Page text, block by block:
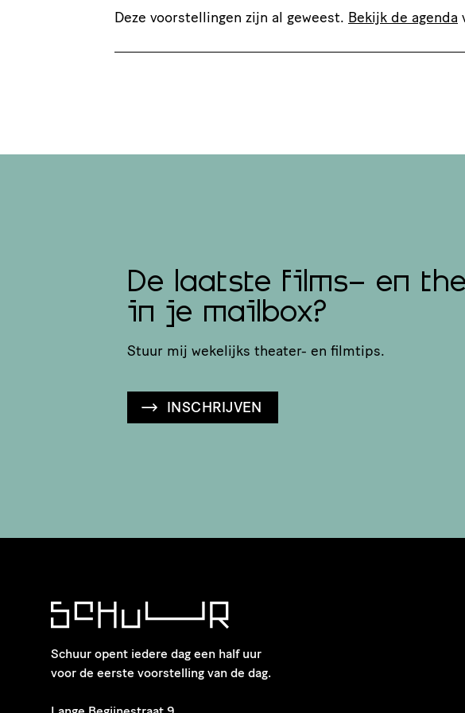
Deze voorstellingen zijn al geweest. Bekijk de agenda
De laatste films- en
in je mailbox?
Stuur mij wekelijks theater- en filmtips.
INSCHRIJVEN
Schuur opent iedere dag een half uur
voor de eerste voorstelling van de dag.